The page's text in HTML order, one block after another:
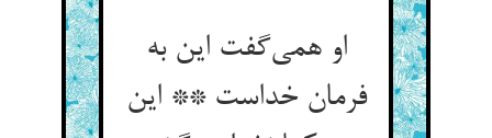
او همی‌گفت این به
فرمان خداست ** این